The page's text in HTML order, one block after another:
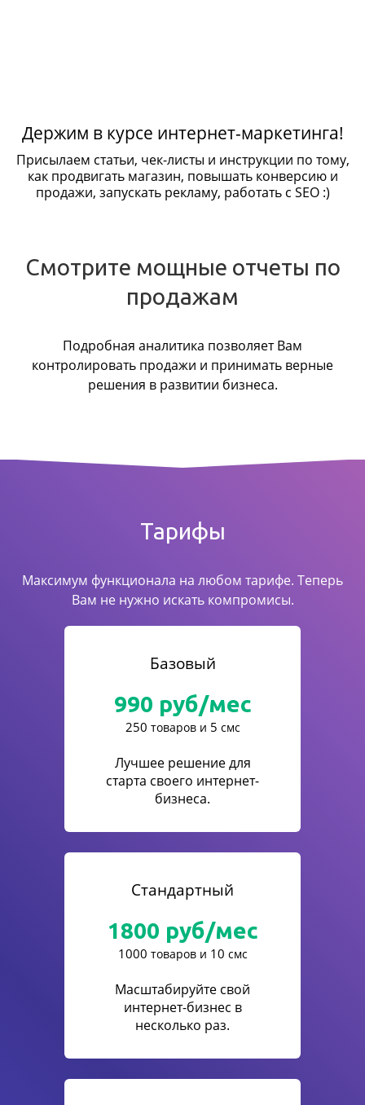
Держим в курсе интернет-маркетинга!
Присылаем статьи, чек-листы и инструкции по тому,
как продвигать магазин, повышать конверсию и
продажи, запускать рекламу, работать с SEO :)
Смотрите мощные отчеты по
продажам
Подробная аналитика позволяет Вам
контролировать продажи и принимать верные
решения в развитии бизнеса.
Тарифы
Максимум функционала на любом тарифе. Теперь
Вам не нужно искать компромисы.
Базовый
990 руб/мес
250 товаров и 5 смс
Лучшее решение для
старта своего интернет-
бизнеса.
Стандартный
1800 руб/мес
1000 товаров и 10 смс
Масштабируйте свой
интернет-бизнес в
несколько раз.